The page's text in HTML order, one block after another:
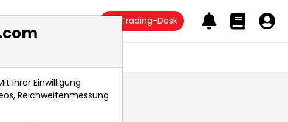
Trading-Desk
Ihrer Einwilligung
Reichweitenmessung